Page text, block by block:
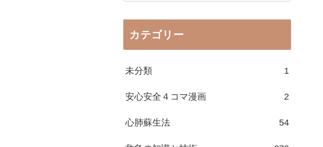
カテゴリー
未分類 1
安心安全４コマ漫画 2
心肺蘇生法 54